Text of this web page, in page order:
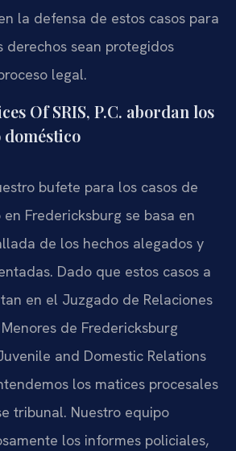
la defensa de estos casos para
derechos sean protegidos
legal.
Of SRIS, P.C. abordan los
doméstico
bufete para los casos de
Fredericksburg se basa en
de los hechos alegados y
Dado que estos casos a
en el Juzgado de Relaciones
de Fredericksburg
and Domestic Relations
los matices procesales
tribunal. Nuestro equipo
los informes policiales,